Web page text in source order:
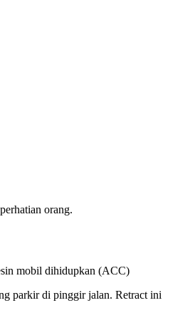
orang.
mobil dihidupkan (ACC)
parkir di pinggir jalan. Retract ini